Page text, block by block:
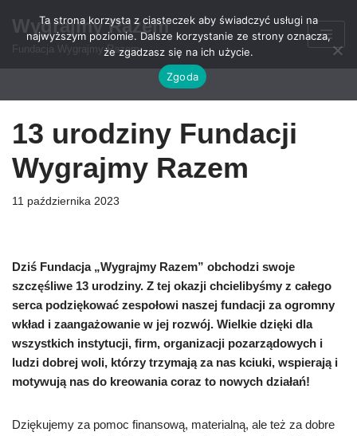
Przejdź
Wygrajmy Razem
Fundacja Wygrajmy Razem
13 urodziny Fundacji
Wygrajmy Razem
11 października 2023
Dziś Fundacja „Wygrajmy Razem” obchodzi swoje
szczęśliwe 13 urodziny. Z tej okazji chcielibyśmy z całego
serca podziękować zespołowi naszej fundacji za ogromny
wkład i zaangażowanie w jej rozwój. Wielkie dzięki dla
wszystkich instytucji, firm, organizacji pozarządowych i
ludzi dobrej woli, którzy trzymają za nas kciuki, wspierają i
motywują nas do kreowania coraz to nowych działań!
Dziękujemy za pomoc finansową, materialną, ale też za dobre
Ta strona korzysta z ciasteczek aby świadczyć usługi na
najwyższym poziomie. Dalsze korzystanie ze strony oznacza,
że zgadzasz się na ich użycie.
Zgoda